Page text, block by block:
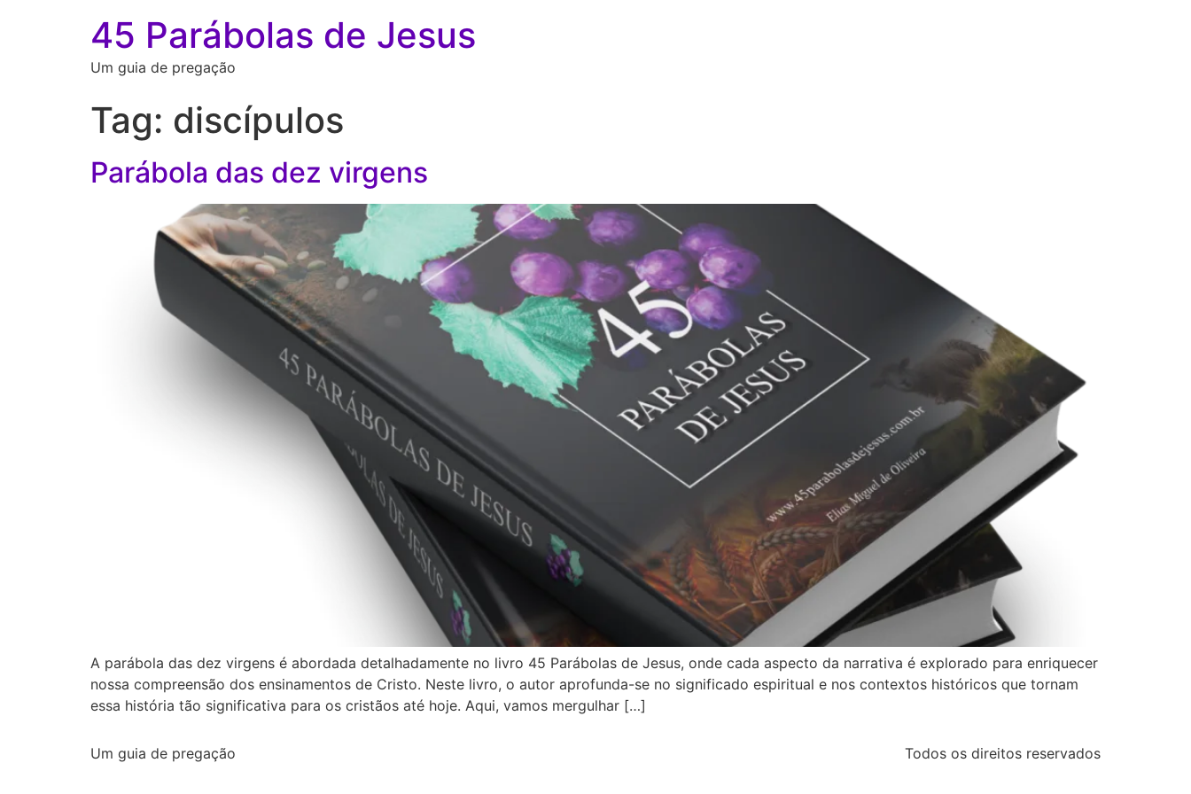
45 Parábolas de Jesus
Um guia de pregação
Tag: discípulos
Parábola das dez virgens
A parábola das dez virgens é abordada detalhadamente no livro 45 Parábolas de Jesus, onde cada aspecto da narrativa é explorado para enriquecer
nossa compreensão dos ensinamentos de Cristo. Neste livro, o autor aprofunda-se no significado espiritual e nos contextos históricos que tornam
essa história tão significativa para os cristãos até hoje. Aqui, vamos mergulhar […]
Um guia de pregação Todos os direitos reservados